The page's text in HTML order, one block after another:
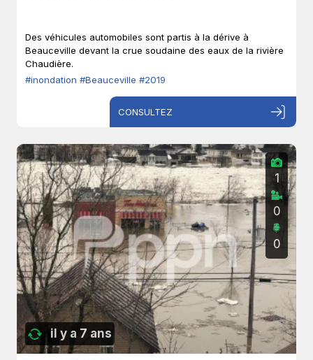
Des véhicules automobiles sont partis à la dérive à
Beauceville devant la crue soudaine des eaux de la rivière
Chaudière.
#inondation #Beauceville #2019
CONSULTEZ
il y a 7 ans
1
0
0